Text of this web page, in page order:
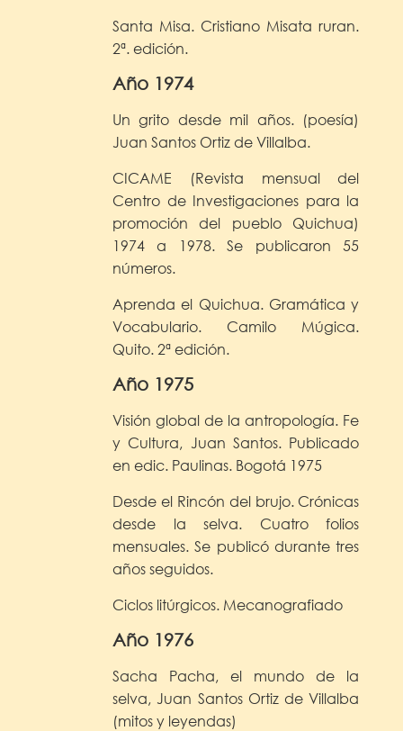
Santa Misa. Cristiano Misata ruran.
2ª. edición.
Año 1974
Un grito desde mil años. (poesía)
Juan Santos Ortiz de Villalba.
CICAME (Revista mensual del
Centro de Investigaciones para la
promoción del pueblo Quichua)
1974 a 1978. Se publicaron 55
números.
Aprenda el Quichua. Gramática y
Vocabulario. Camilo Múgica.
Quito. 2ª edición.
Año 1975
Visión global de la antropología. Fe
y Cultura, Juan Santos. Publicado
en edic. Paulinas. Bogotá 1975
Desde el Rincón del brujo. Crónicas
desde la selva. Cuatro folios
mensuales. Se publicó durante tres
años seguidos.
Ciclos litúrgicos. Mecanografiado
Año 1976
Sacha Pacha, el mundo de la
selva, Juan Santos Ortiz de Villalba
(mitos y leyendas)